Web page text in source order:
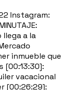
Instagram:
llega a la
inmueble que
[00:13:30]:
vacacional
[00:26:29]: